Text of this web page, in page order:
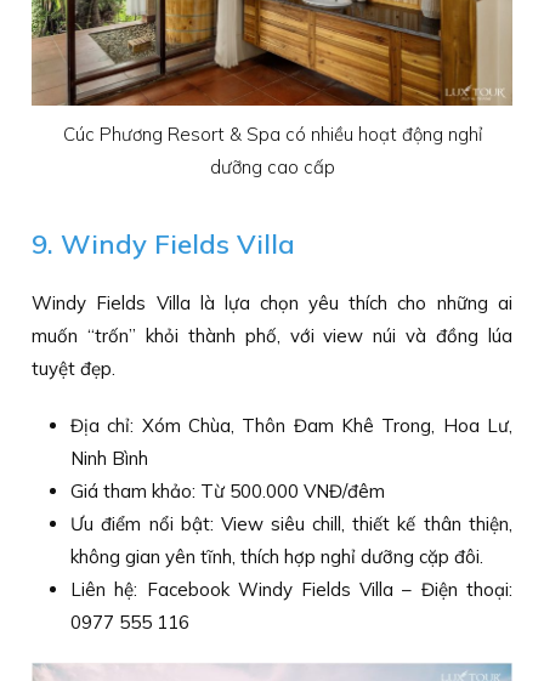
Cúc Phương Resort & Spa có nhiều hoạt động nghỉ
dưỡng cao cấp
9. Windy Fields Villa
Windy Fields Villa là lựa chọn yêu thích cho những ai
muốn “trốn” khỏi thành phố, với view núi và đồng lúa
tuyệt đẹp.
Địa chỉ: Xóm Chùa, Thôn Đam Khê Trong, Hoa Lư,
Ninh Bình
Giá tham khảo: Từ 500.000 VNĐ/đêm
Ưu điểm nổi bật: View siêu chill, thiết kế thân thiện,
không gian yên tĩnh, thích hợp nghỉ dưỡng cặp đôi.
Liên hệ: Facebook Windy Fields Villa – Điện thoại:
0977 555 116